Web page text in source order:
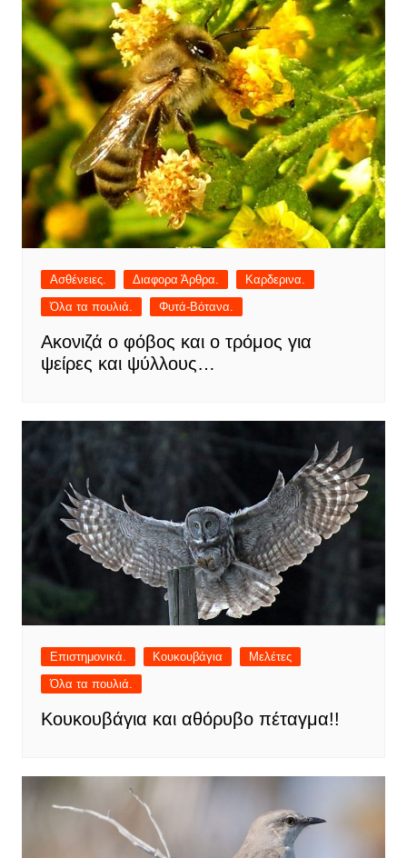
Ασθένειες. Διαφορα Άρθρα.
Καρδερινα.
Όλα τα πουλιά.
Φυτά-Βότανα.
Ακονιζά ο φόβος και ο τρόμος για
ψείρες και ψύλλους…
Επιστημονικά. Κουκουβάγια
Μελέτες
Όλα τα πουλιά.
Κουκουβάγια και αθόρυβο πέταγμα!!